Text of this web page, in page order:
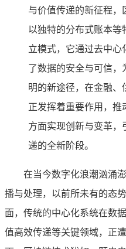
与价值传递的新征程，
以独特的分布式账本等
立模式，它通过去中心
了数据的安全与可信，
明的新途径，在金融、
正发挥着重要作用，推
方面实现创新与变革，
递的全新阶段。
在当今数字化浪潮汹涌
播与处理，以前所未有的态
面，传统的中心化系统在数
值高效传递等关键领域，正